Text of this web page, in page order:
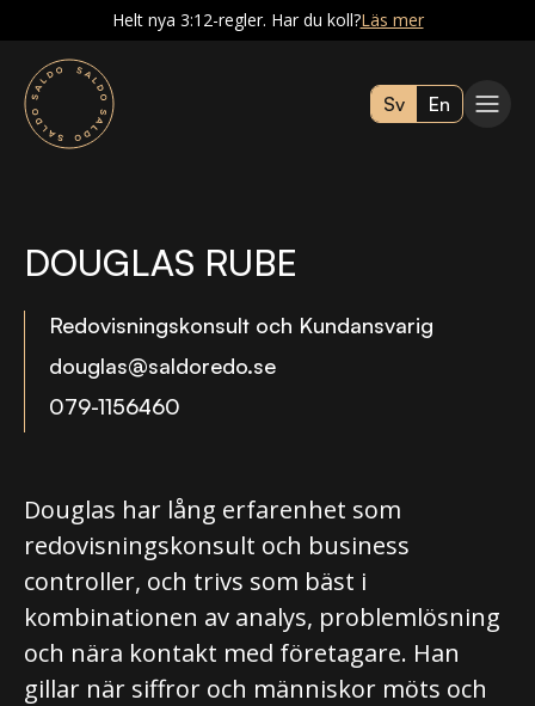
Helt nya 3:12-regler. Har du koll?Läs mer
Sv En
DOUGLAS RUBE
Redovisningskonsult och Kundansvarig
douglas@saldoredo.se
079-1156460
Douglas har lång erfarenhet som
redovisningskonsult och business
controller, och trivs som bäst i
kombinationen av analys, problemlösning
och nära kontakt med företagare. Han
gillar när siffror och människor möts och